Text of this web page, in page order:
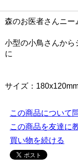
森のお医者さんニー
小型の小鳥さんから
に
サイズ：
この商品について
この商品を友達に
買い物を続ける